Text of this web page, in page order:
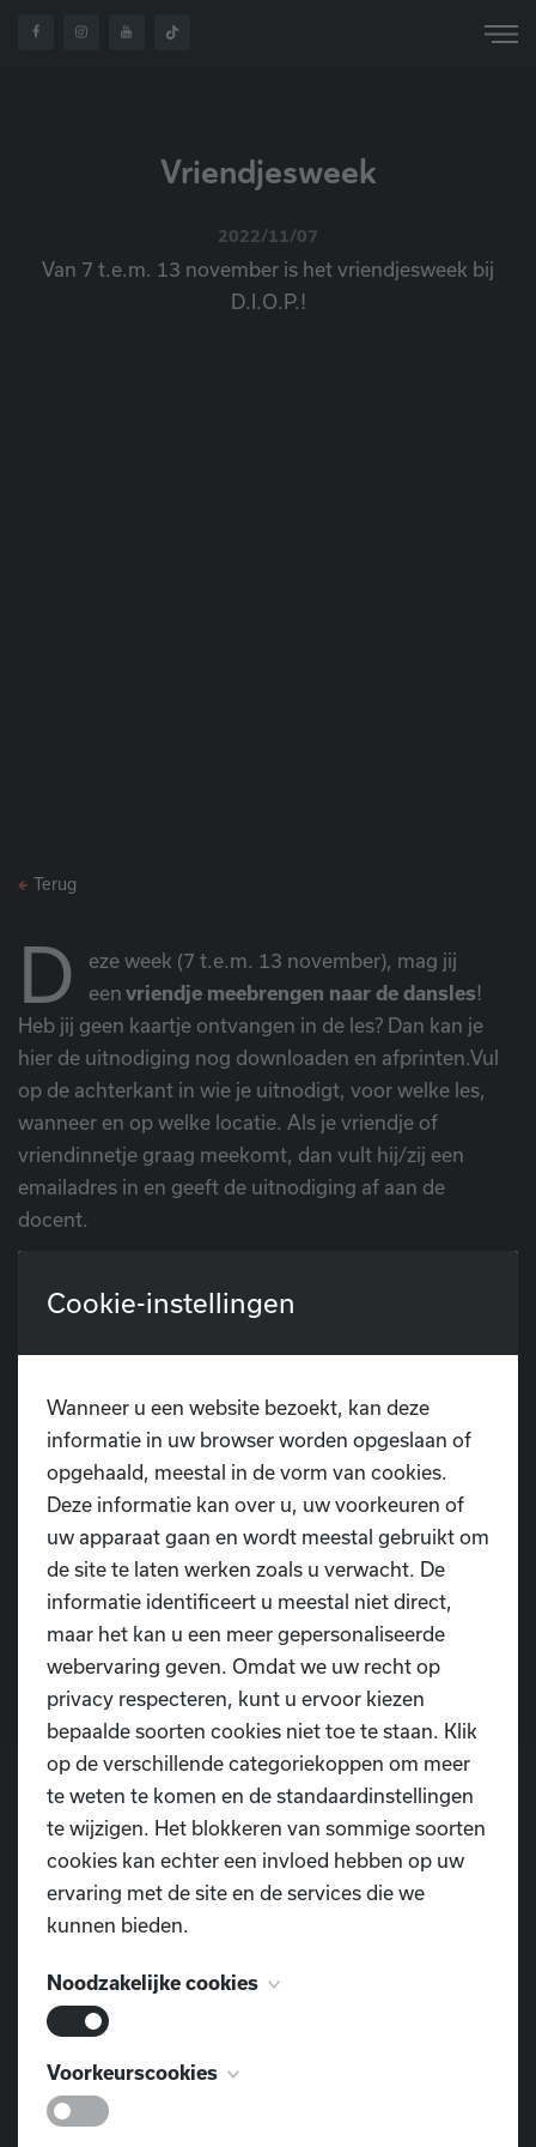
Vriendjesweek
2022/11/07
Van 7 t.e.m. 13 november is het vriendjesweek bij
D.I.O.P.!
Terug
D
eze week (7 t.e.m. 13 november), mag jij
een vriendje meebrengen naar de dansles!
Heb jij geen kaartje ontvangen in de les? Dan kan je
hier de uitnodiging nog downloaden en afprinten.Vul
op de achterkant in wie je uitnodigt, voor welke les,
wanneer en op welke locatie. Als je vriendje of
vriendinnetje graag meekomt, dan vult hij/zij een
emailadres in en geeft de uitnodiging af aan de
docent.
Cookie-instellingen
Wanneer u een website bezoekt, kan deze
informatie in uw browser worden opgeslaan of
opgehaald, meestal in de vorm van cookies.
Deze informatie kan over u, uw voorkeuren of
uw apparaat gaan en wordt meestal gebruikt om
de site te laten werken zoals u verwacht. De
informatie identificeert u meestal niet direct,
maar het kan u een meer gepersonaliseerde
webervaring geven. Omdat we uw recht op
privacy respecteren, kunt u ervoor kiezen
bepaalde soorten cookies niet toe te staan. Klik
op de verschillende categoriekoppen om meer
te weten te komen en de standaardinstellingen
te wijzigen. Het blokkeren van sommige soorten
cookies kan echter een invloed hebben op uw
ervaring met de site en de services die we
kunnen bieden.
Noodzakelijke cookies
Deze cookies zijn noodzakelijk voor het
functioneren van de website en kunnen niet
Voorkeurscookies
Heb je nog vragen?
Contacteer ons
POSTADRES
Dansschool D.I.O.P.
Pontweg 3
TELEFOON